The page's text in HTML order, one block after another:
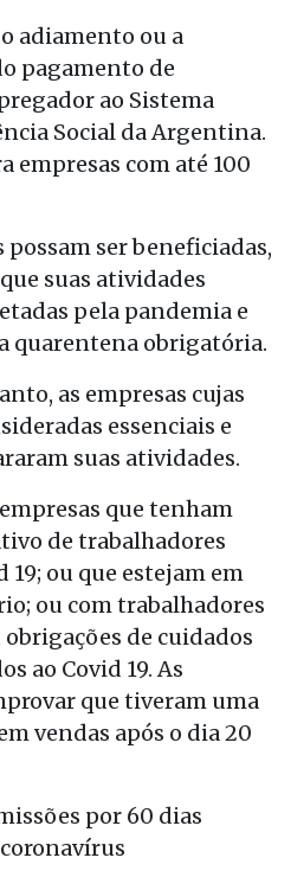
adiamento ou a
pagamento de
ao Sistema
Social da Argentina.
empresas com até 100
possam ser beneficiadas,
suas atividades
pela pandemia e
quarentena obrigatória.
as empresas cujas
essenciais e
suas atividades.
que tenham
de trabalhadores
ou que estejam em
ou com trabalhadores
de cuidados
ao Covid 19. As
que tiveram uma
vendas após o dia 20
por 60 dias